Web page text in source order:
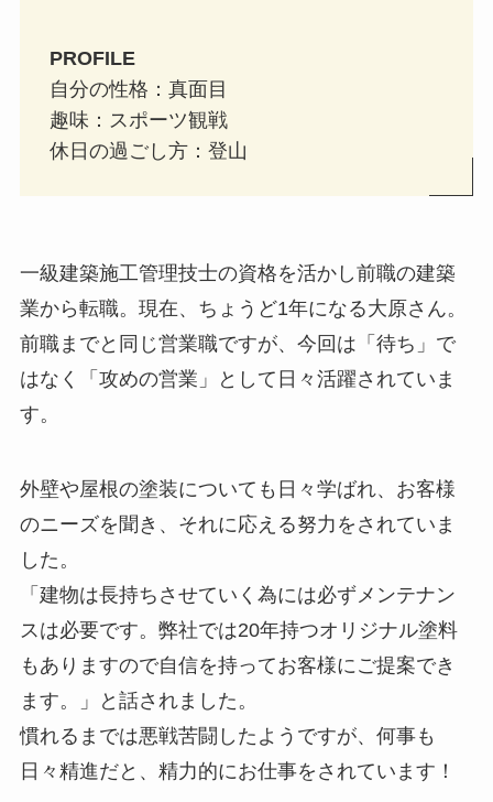
PROFILE
自分の性格：真面目
趣味： スポーツ観戦
休日の過ごし方： 登山
一級建築施工管理技士の資格を活かし前職の建築
業から転職。現在、ちょうど1年になる大原さん。
前職までと同じ営業職ですが、今回は「待ち」で
はなく「攻めの営業」として日々活躍されていま
す。
外壁や屋根の塗装についても日々学ばれ、お客様
のニーズを聞き、それに応える努力をされていま
した。
「建物は長持ちさせていく為には必ずメンテナン
スは必要です。弊社では20年持つオリジナル塗料
もありますので自信を持ってお客様にご提案でき
ます。」と話されました。
慣れるまでは悪戦苦闘したようですが、何事も
日々精進だと、精力的にお仕事をされています！